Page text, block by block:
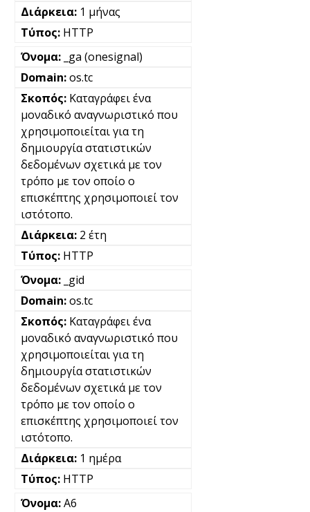
1 μήνας
HTTP
_ga (onesignal)
os.tc
Καταγράφει ένα
μοναδικό αναγνωριστικό που
χρησιμοποιείται για τη
δημιουργία στατιστικών
δεδομένων σχετικά με τον
τρόπο με τον οποίο ο
επισκέπτης χρησιμοποιεί τον
ιστότοπο.
2 έτη
HTTP
_gid
os.tc
Καταγράφει ένα
μοναδικό αναγνωριστικό που
χρησιμοποιείται για τη
δημιουργία στατιστικών
δεδομένων σχετικά με τον
τρόπο με τον οποίο ο
επισκέπτης χρησιμοποιεί τον
ιστότοπο.
1 ημέρα
HTTP
A6